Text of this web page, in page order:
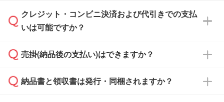
通常、翌営業日までにお送りしております。混
雑状況によっては、お時間をいただくこともご
依頼いただいた場合は、翌営業日以降のご連絡
クレジット・コンビニ決済および代引きでの支払
いは可能ですか？
銀行振込のみのご対応となります。
売掛(納品後の支払い)はできますか？
基本的には先入金をお願いしておりますが、自
納品書と領収書は発行・同梱されますか？